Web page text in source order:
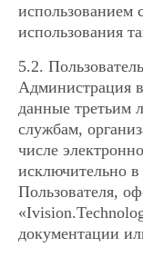
использованием
использования
5.2.
Администрация
данные третьим
службам,
числе
исключительно в
Пользователя,
документации